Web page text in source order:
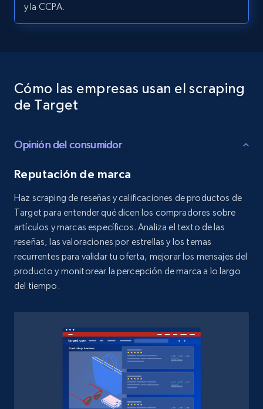
URL, Domain, Marketplace pn, Sku, Other pn,
Model number, Gtin ean pn, Product name, and
specified keywords
Model number, Gtin ean pn, Product name, and
991+ 162+ Prueba gratuita
Lowes.com - Collect records by category
URL, Domain, Marketplace pn, Sku, Other pn,
162+ Prueba gratuita
Lazada - Products
y la CCPA.
Cómo las empresas usan el scraping
de Target
Opinión del consumidor
Reputación de marca
Haz scraping de reseñas y calificaciones de productos de
Target para entender qué dicen los compradores sobre
artículos y marcas específicos. Analiza el texto de las
reseñas, las valoraciones por estrellas y los temas
recurrentes para validar tu oferta, mejorar los mensajes del
producto y monitorear la percepción de marca a lo largo
del tiempo.